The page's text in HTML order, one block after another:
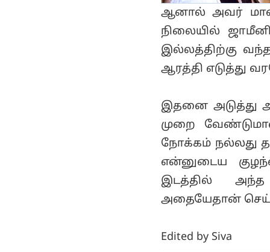
ஆனால் அவர்
நிலையில்
இல்லத்திற்கு
ஆரத்தி எடுத்து
இதனை அடுத்து
முறை
நோக்கம் நல்லது
என்னுடைய
இடத்தில் அந்த
அதையேதான்
Edited by Siva